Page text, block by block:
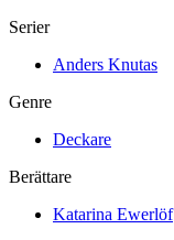
Serier
Anders Knutas
Genre
Deckare
Berättare
Katarina Ewerlöf